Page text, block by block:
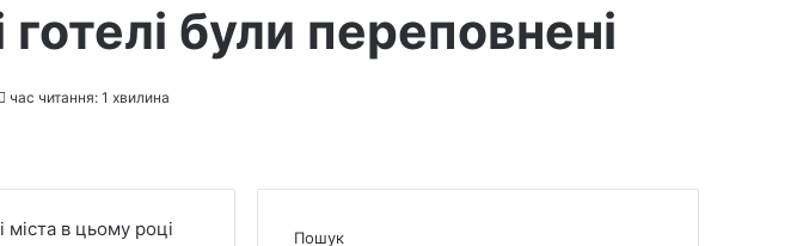
були переповнені
час читання: 1 хвилина
міста в цьому році
Пошук